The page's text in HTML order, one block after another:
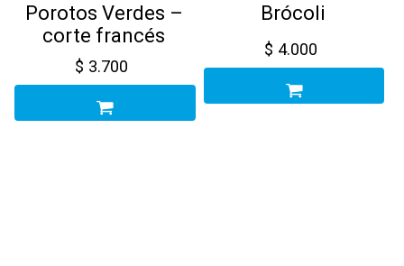
Porotos Verdes –
corte francés
$ 3.700
Brócoli
$ 4.000